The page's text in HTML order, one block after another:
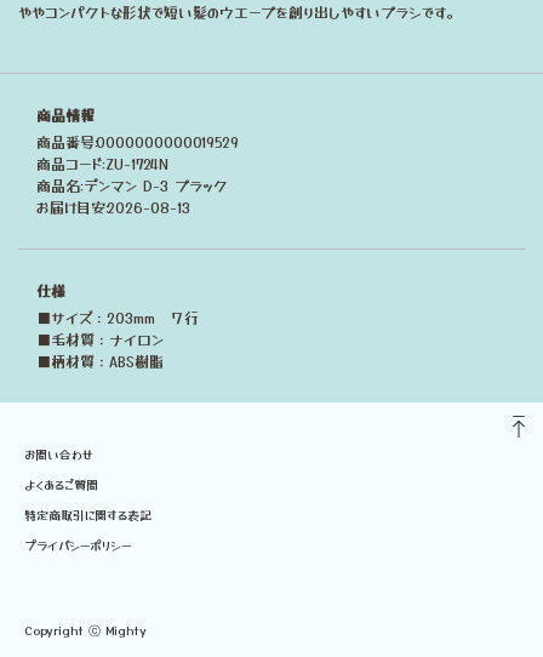
ややコンパクトな形状で短い髪のウエーブを創り出しやすいブラシです。
商品情報
商品番号:0000000000019529
商品コード:ZU-1724N
商品名:デンマン D-3 ブラック
お届け目安:2026-08-13
仕様
■サイズ：203mm ７行
■毛材質：ナイロン
■柄材質：ABS樹脂
お問い合わせ
よくあるご質問
特定商取引に関する表記
プライバシーポリシー
Copyright ⓒ Mighty